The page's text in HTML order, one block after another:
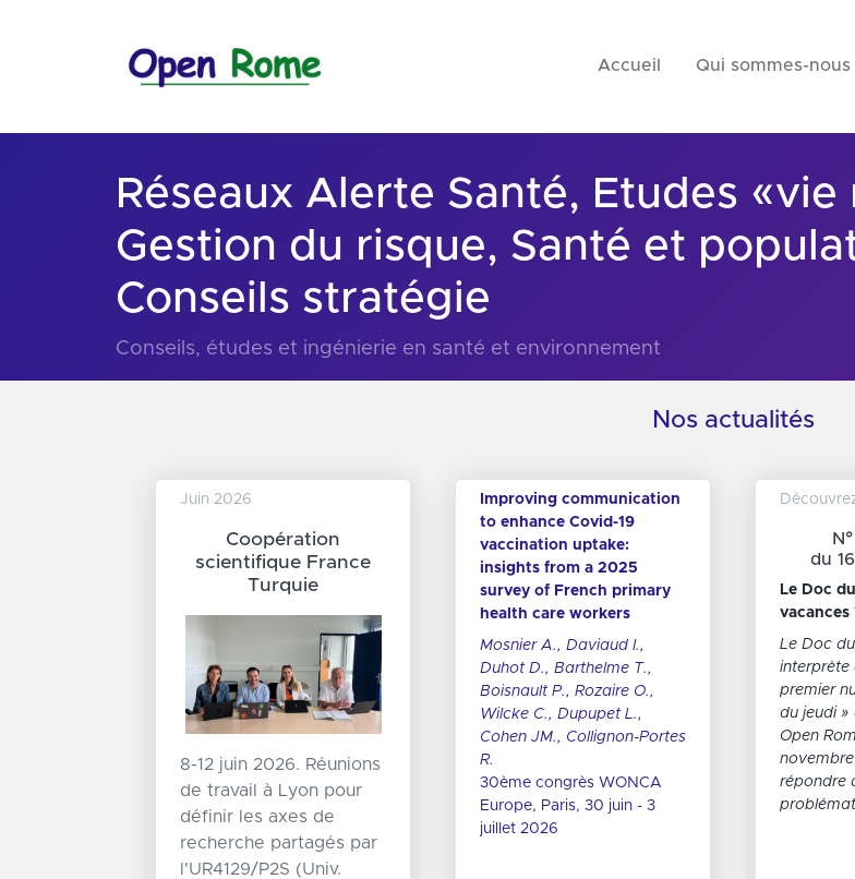
Accueil Qui sommes-nous
Réseaux Alerte Santé, Etudes «vie
Gestion du risque, Santé et
Conseils stratégie
Conseils, études et ingénierie en santé et environnement
Nos actualités
Juin 2026
Coopération
scientifique France
Turquie
8-12 juin 2026. Réunions
de travail à Lyon pour
définir les axes de
recherche partagés par
l'UR4129/P2S (Univ.
51è Journées
Nationales d'Etude de
l'Association
nationale des
puéricultrices
diplômées d’Etat
(ANPDE)
Improving communication
to enhance Covid-19
vaccination uptake:
insights from a 2025
survey of French primary
health care workers
Mosnier A., Daviaud I.,
Duhot D., Barthelme T.,
Boisnault P., Rozaire O.,
Wilcke C., Dupupet L.,
Cohen JM., Collignon-Portes
30ème congrès WONCA
Europe, Paris, 30 juin - 3
juillet 2026
Acceptabilité vaccinale :
patients et professionnels
Mosnier A.
& Maintien de l'Autonomie
(JVMA), Tours, 1 avril 2026
du
Le Doc
vacances
Le Doc
interprète
premier
du jeudi »
Open
répondre